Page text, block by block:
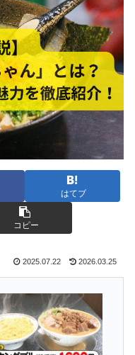
はてブ
コピー
2025.07.22 2026.03.25